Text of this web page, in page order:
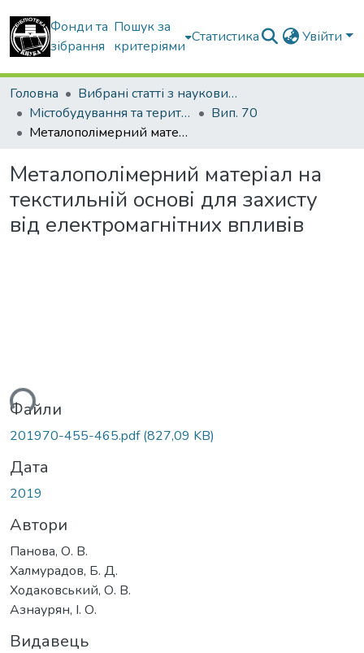
Фонди та
зібрання
Пошук за
критеріями
Статистика Увійти
Головна
Вибрані статті з наукових збірників КНУБА
Містобудування та територіальне планування
Вип. 70
Металополімерний матеріал на текстильній основі для захисту від електромагнітних впливів
Металополімерний матеріал на
текстильній основі для захисту
від електромагнітних впливів
Файли
201970-455-465.pdf(827,09 KB)
Дата
2019
Автори
Панова, О. В.
Халмурадов, Б. Д.
Ходаковський, О. В.
Азнаурян, І. О.
Видавець